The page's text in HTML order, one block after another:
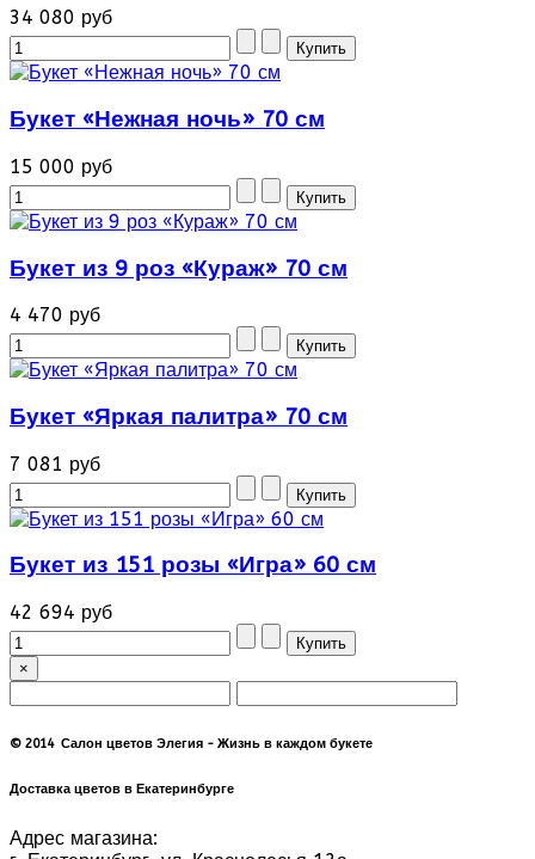
34 080 руб
Букет «Нежная ночь» 70 см
15 000 руб
Букет из 9 роз «Кураж» 70 см
4 470 руб
Букет «Яркая палитра» 70 см
7 081 руб
Букет из 151 розы «Игра» 60 см
42 694 руб
×
© 2014 Салон цветов Элегия - Жизнь в каждом букете
Доставка цветов в Екатеринбурге
Адрес магазина: